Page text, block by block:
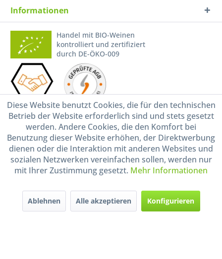
Informationen
Handel mit BIO-Weinen
kontrolliert und zertifiziert
durch DE-ÖKO-009
* Alle Preise inkl. gesetzl. Mehrwertsteuer zzgl. Versandkosten und ggf.
Nachnahmegebühren, wenn nicht anders beschrieben
Widerruf erklären
Gestaltung, Shop-Setup, Management & Hosting durchTernum Internet Servicesmit
Diese Website benutzt Cookies, die für den technischen
Betrieb der Website erforderlich sind und stets gesetzt
werden. Andere Cookies, die den Komfort bei
Benutzung dieser Website erhöhen, der Direktwerbung
dienen oder die Interaktion mit anderen Websites und
sozialen Netzwerken vereinfachen sollen, werden nur
mit Ihrer Zustimmung gesetzt. Mehr Informationen
Ablehnen Alle akzeptieren Konfigurieren